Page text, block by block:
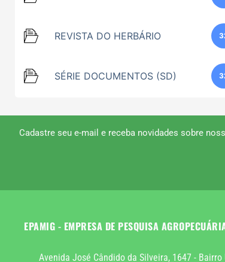
REVISTA DO HERBÁRIO
SÉRIE DOCUMENTOS (SD)
Cadastre seu e-mail e receba novidades sobre
EPAMIG - EMPRESA DE PESQUISA
Avenida José Cândido da Silveira, 1647 - Bairro